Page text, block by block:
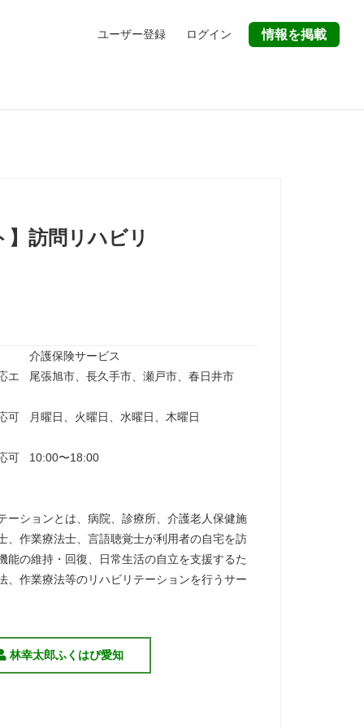
ユーザー登録 ログイン 情報を掲載
】訪問リハビリ
介護保険サービス
エ
尾張旭市、長久手市、瀬戸市、春日井市
可 月曜日、火曜日、水曜日、木曜日
可 10:00〜18:00
ーションとは、病院、診療所、介護老人保健施
、作業療法士、言語聴覚士が利用者の自宅を訪
能の維持・回復、日常生活の自立を支援するた
、作業療法等のリハビリテーションを行うサー
林幸太郎ふくはぴ愛知